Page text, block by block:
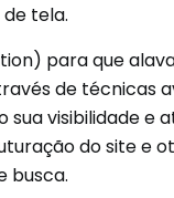
tela.
para que
de técnicas
sua visibilidade e
do site e
busca.